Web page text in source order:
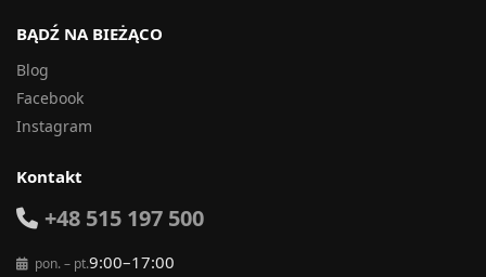
BĄDŹ NA BIEŻĄCO
Blog
Facebook
Instagram
Kontakt
+48 515 197 500
pon. – pt.9:00–17:00